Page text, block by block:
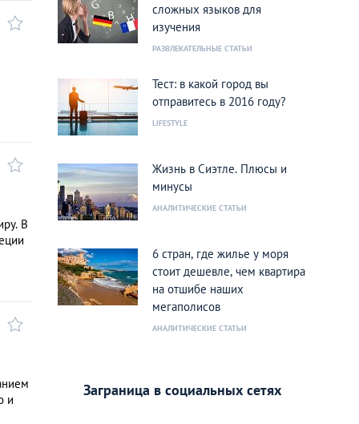
В
и
сложных языков для
изучения
РАЗВЛЕКАТЕЛЬНЫЕ СТАТЬИ
Тест: в какой город вы
отправитесь в 2016 году?
LIFESTYLE
Жизнь в Сиэтле. Плюсы и
минусы
АНАЛИТИЧЕСКИЕ СТАТЬИ
6 стран, где жилье у моря
стоит дешевле, чем квартира
на отшибе наших
мегаполисов
АНАЛИТИЧЕСКИЕ СТАТЬИ
Заграница в социальных сетях